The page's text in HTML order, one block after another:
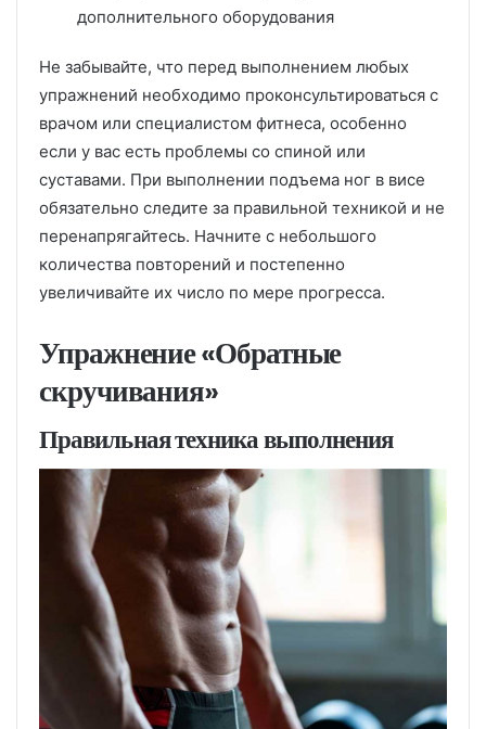
дополнительного оборудования
Не забывайте, что перед выполнением любых
упражнений необходимо проконсультироваться с
врачом или специалистом фитнеса, особенно
если у вас есть проблемы со спиной или
суставами. При выполнении подъема ног в висе
обязательно следите за правильной техникой и не
перенапрягайтесь. Начните с небольшого
количества повторений и постепенно
увеличивайте их число по мере прогресса.
Упражнение «Обратные
скручивания»
Правильная техника выполнения